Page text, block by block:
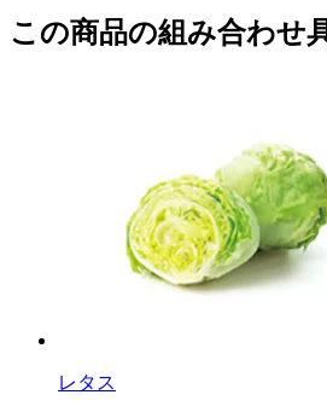
この商品の組み合わせ
レタス